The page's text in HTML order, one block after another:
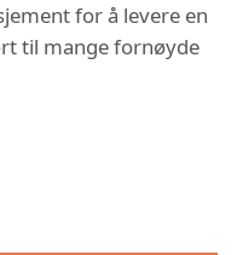
for å levere en
til mange fornøyde